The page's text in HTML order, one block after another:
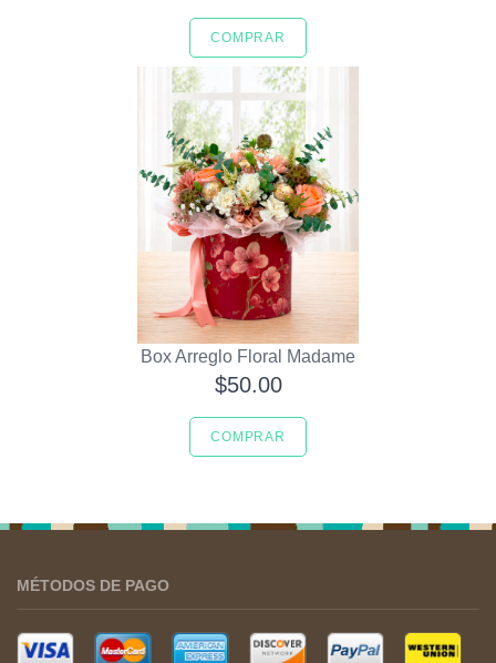
COMPRAR
Box Arreglo Floral Madame
$50.00
COMPRAR
MÉTODOS DE PAGO